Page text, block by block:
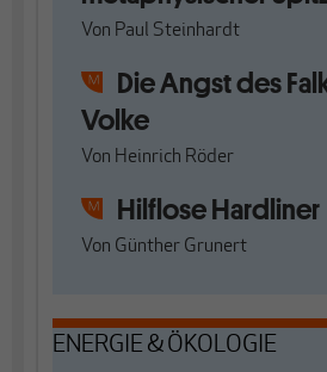
Von Paul Steinhardt
Die Angst des
Volke
Von Heinrich Röder
Hilflose Hardliner
Von Günther Grunert
ENERGIE & ÖKOLOGIE